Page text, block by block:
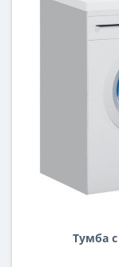
Тумба